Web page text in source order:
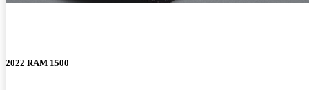
2022 RAM 1500